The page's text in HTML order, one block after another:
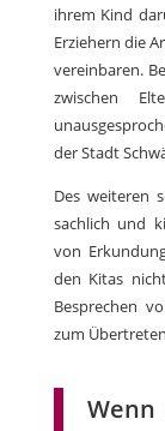
ihrem Kind
Erziehern die
vereinbaren.
zwischen
der Stadt
Des weiteren
sachlich und
von
den Kitas
Besprechen
zum